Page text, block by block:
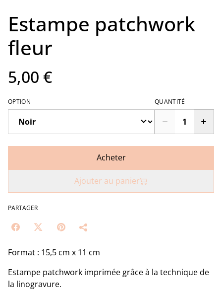
Estampe patchwork
fleur
5,00 €
OPTION QUANTITÉ
Acheter
Ajouter au panier
PARTAGER
Format : 15,5 cm x 11 cm
Estampe patchwork imprimée grâce à la technique de
la linogravure.